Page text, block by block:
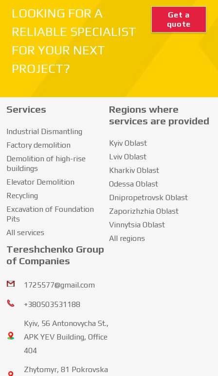
LOOKING FOR A
RELIABLE SPECIALIST
FOR YOUR NEXT
PROJECT?
Get a
quote
Services
Industrial Dismantling
Factory demolition
Demolition of high-rise
buildings
Elevator Demolition
Recycling
Excavation of Foundation
Pits
All services
Regions where
services are provided
Kyiv Oblast
Lviv Oblast
Kharkiv Oblast
Odessa Oblast
Dnipropetrovsk Oblast
Zaporizhzhia Oblast
Vinnytsia Oblast
All regions
Tereshchenko Group
of Companies
1725577@gmail.com
+380503531188
Kyiv, 56 Antonovycha St.,
APK YEV Building, Office
404
Zhytomyr, 81 Pokrovska